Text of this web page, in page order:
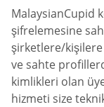
MalaysianCupid
şifrelemesine
şirketlere/kişilere
ve sahte
kimlikleri olan
hizmeti size